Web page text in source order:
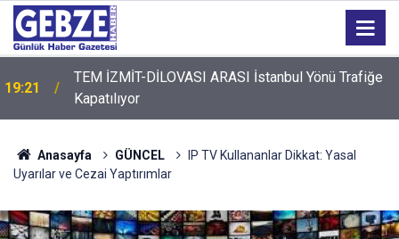
19:21
TEM İZMİT-DİLOVASI ARASI İstanbul Yönü Trafiğe
Kapatılıyor
19:20
GTO'dan Üyelerine Ticari Fırsat
Anasayfa GÜNCEL
IP TV Kullananlar Dikkat: Yasal
Uyarılar ve Cezai Yaptırımlar